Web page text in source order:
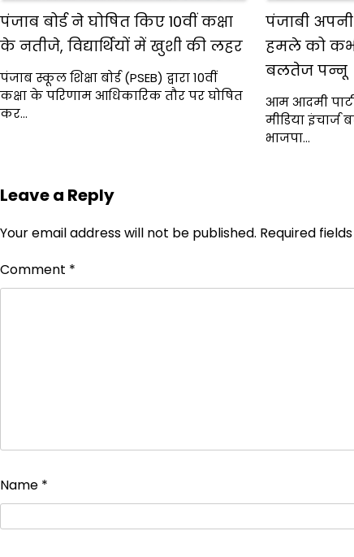
पंजाब बोर्ड ने घोषित किए 10वीं कक्षा
के नतीजे, विद्यार्थियों में खुशी की लहर
पंजाब स्कूल शिक्षा बोर्ड (PSEB) द्वारा 10वीं
कक्षा के परिणाम आधिकारिक तौर पर घोषित
कर…
पंजाबी
हमले को
बलतेज पन्नू
आम आदमी
मीडिया
भाजपा…
Leave a Reply
Your email address will not be published. Required
Comment *
Name *